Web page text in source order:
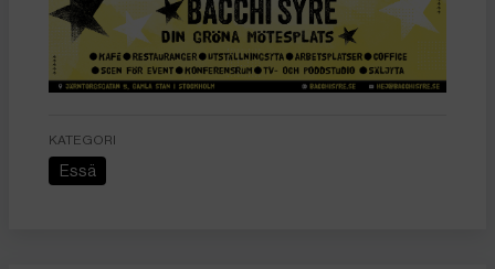
KATEGORI
Essä